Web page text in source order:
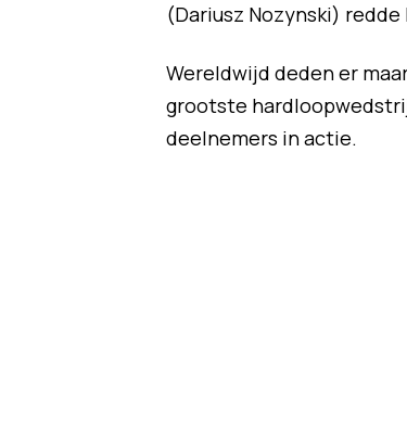
(Dariusz Nozynski)
Wereldwijd deden er
grootste
deelnemers in actie.